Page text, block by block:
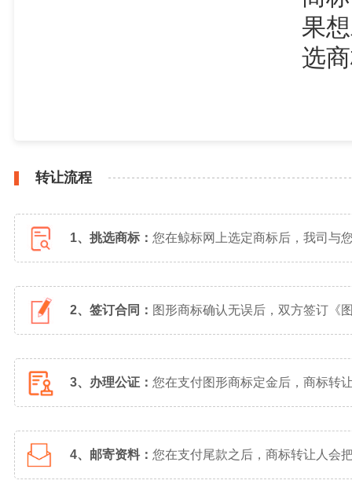
果
选
转让流程
1、挑选商标： 您在鲸标网上选定商标后，我司与
2、签订合同： 图形商标确认无误后，双方签订《
3、办理公证： 您在支付图形商标定金后，商标转
4、邮寄资料： 您在支付尾款之后，商标转让人会